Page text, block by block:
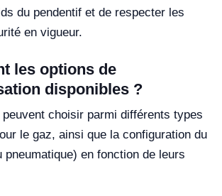
du pendentif et de respecter les
en vigueur.
les options de
disponibles ?
choisir parmi différents types
le gaz, ainsi que la configuration du
en fonction de leurs